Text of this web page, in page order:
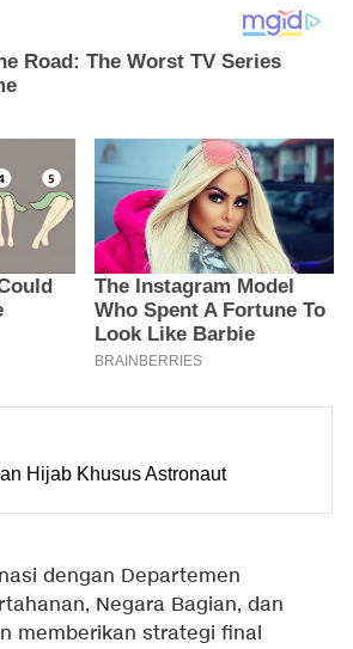
Hijab Khusus Astronaut
dengan Departemen
Negara Bagian, dan
memberikan strategi final